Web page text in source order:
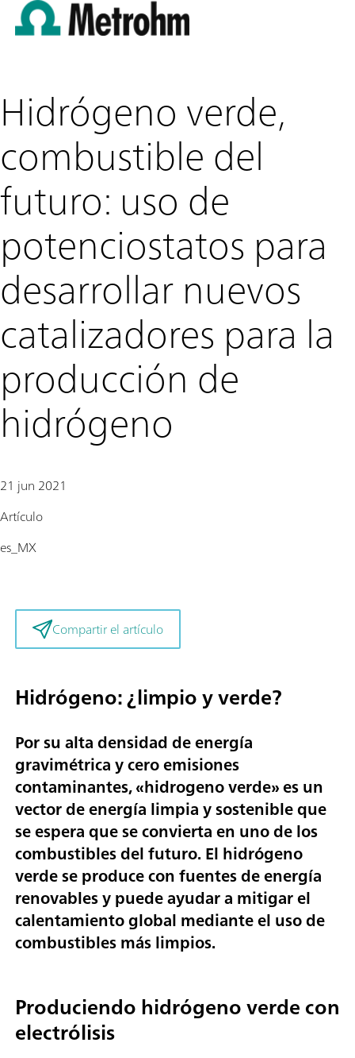
Hidrógeno verde,
combustible del
futuro: uso de
potenciostatos para
desarrollar nuevos
catalizadores para la
producción de
hidrógeno
21 jun 2021
Artículo
es_MX
Compartir el artículo
Hidrógeno: ¿limpio y verde?
Por su alta densidad de energía
gravimétrica y cero emisiones
contaminantes, «hidrogeno verde» es un
vector de energía limpia y sostenible que
se espera que se convierta en uno de los
combustibles del futuro. El hidrógeno
verde se produce con fuentes de energía
renovables y puede ayudar a mitigar el
calentamiento global mediante el uso de
combustibles más limpios.
Produciendo hidrógeno verde con
electrólisis